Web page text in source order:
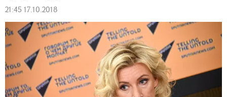
21:45 17.10.2018